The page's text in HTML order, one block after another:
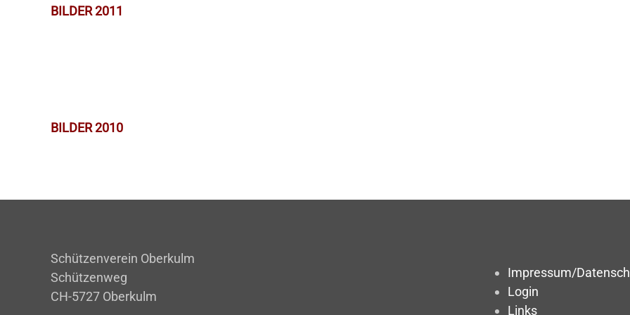
BILDER 2011
BILDER 2010
Schützenverein Oberkulm
Schützenweg
CH-5727 Oberkulm
Impressum/
Login
Links